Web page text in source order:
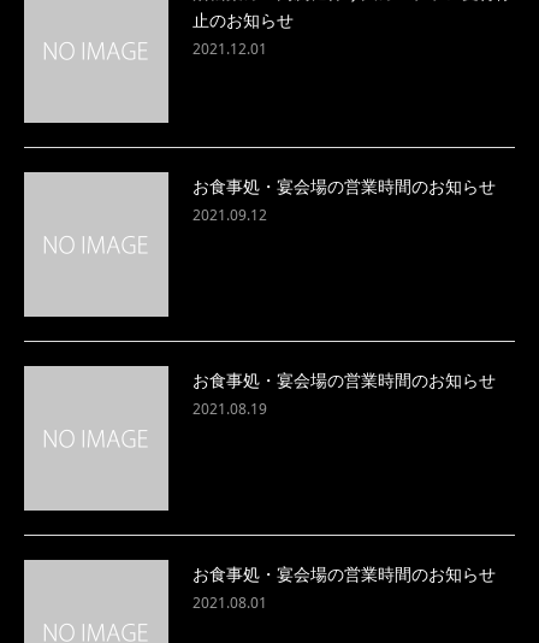
止のお知らせ
2021.12.01
お食事処・宴会場の営業時間のお知らせ
2021.09.12
お食事処・宴会場の営業時間のお知らせ
2021.08.19
お食事処・宴会場の営業時間のお知らせ
2021.08.01